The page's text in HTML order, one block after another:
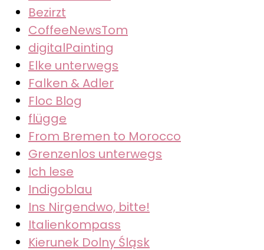
Bezirzt
CoffeeNewsTom
digitalPainting
Elke unterwegs
Falken & Adler
Floc Blog
flügge
From Bremen to Morocco
Grenzenlos unterwegs
Ich lese
Indigoblau
Ins Nirgendwo, bitte!
Italienkompass
Kierunek Dolny Śląsk